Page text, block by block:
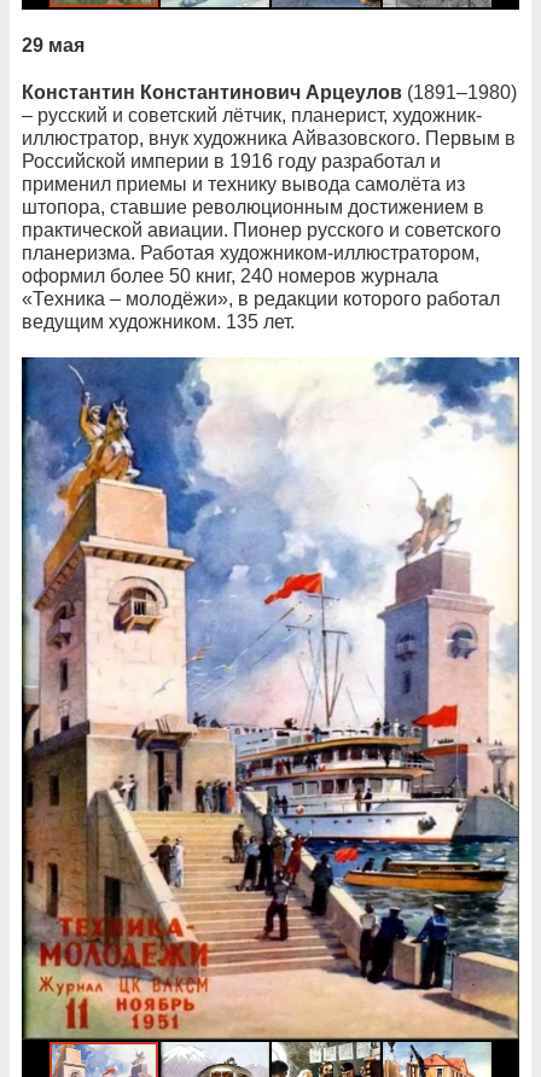
29 мая
Константин Константинович Арцеулов (1891–1980)
– русский и советский лётчик, планерист, художник-
иллюстратор, внук художника Айвазовского. Первым в
Российской империи в 1916 году разработал и
применил приемы и технику вывода самолёта из
штопора, ставшие революционным достижением в
практической авиации. Пионер русского и советского
планеризма. Работая художником-иллюстратором,
оформил более 50 книг, 240 номеров журнала
«Техника – молодёжи», в редакции которого работал
ведущим художником. 135 лет.